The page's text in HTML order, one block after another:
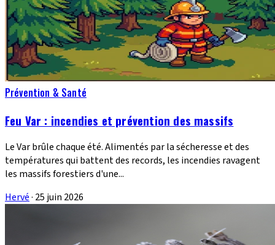
Prévention & Santé
Feu Var : incendies et prévention des massifs
Le Var brûle chaque été. Alimentés par la sécheresse et des
températures qui battent des records, les incendies ravagent
les massifs forestiers d'une...
Hervé· 25 juin 2026